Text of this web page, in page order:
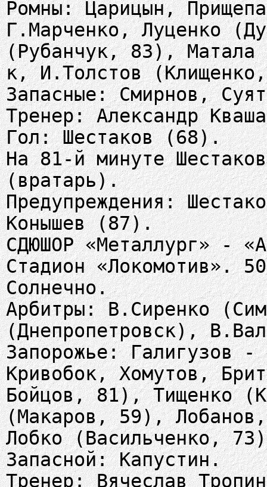
Ромны: Царицын,
Г.Марченко, Луценко
(Рубанчук, 83),
к, И.Толстов
Запасные: Смирнов,
Тренер: Александр
Гол: Шестаков (68).
На 81-й минуте
(вратарь).
Предупреждения:
Конышев (87).
СДЮШОР «Металлург» -
Стадион «Локомотив».
Солнечно.
Арбитры: В.Сиренко
(Днепропетровск),
Запорожье: Галигузов
Кривобок, Хомутов,
Бойцов, 81), Тищенко
(Макаров, 59),
Лобко (Васильченко,
Запасной: Капустин.
Тренер: Вячеслав